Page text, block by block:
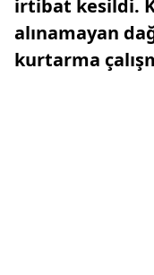
irtibat kesildi.
alınamayan
kurtarma